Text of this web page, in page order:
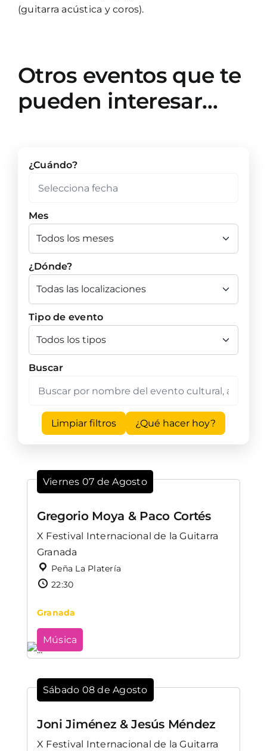
(guitarra acústica y coros).
Otros eventos que te
pueden interesar…
¿Cuándo?
Mes
¿Dónde?
Tipo de evento
Buscar
Limpiar filtros ¿Qué hacer hoy?
Viernes 07 de Agosto
Gregorio Moya & Paco Cortés
X Festival Internacional de la Guitarra
Granada
Peña La Platería
22:30
Granada
Música
Sábado 08 de Agosto
Joni Jiménez & Jesús Méndez
X Festival Internacional de la Guitarra